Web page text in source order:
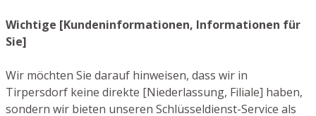
Wichtige [Kundeninformationen, Informationen für
Sie]
Wir möchten Sie darauf hinweisen, dass wir in
Tirpersdorf keine direkte [Niederlassung, Filiale] haben,
sondern wir bieten unseren Schlüsseldienst-Service als